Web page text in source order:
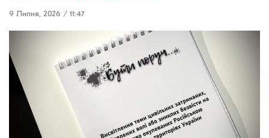
9 Липня, 2026 / 11:47